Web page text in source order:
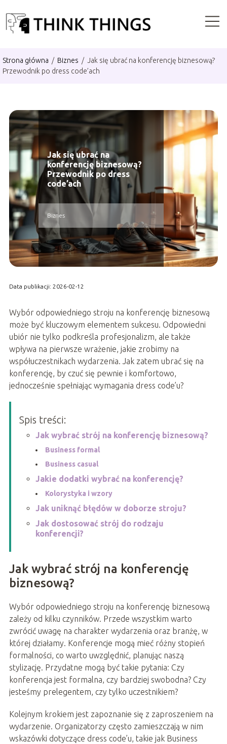
Strona główna / Biznes / Jak się ubrać na konferencję biznesową?
Przewodnik po dress code’ach
Jak się ubrać na
konferencję biznesową?
Przewodnik po dress
code’ach
Biznes
Data publikacji: 2026-02-12
Wybór odpowiedniego stroju na konferencję biznesową
może być kluczowym elementem sukcesu. Odpowiedni
ubiór nie tylko podkreśla profesjonalizm, ale także
wpływa na pierwsze wrażenie, jakie zrobimy na
współuczestnikach wydarzenia. Jak zatem ubrać się na
konferencję, by czuć się pewnie i komfortowo,
jednocześnie spełniając wymagania dress code’u?
Spis treści:
Jak wybrać strój na konferencję biznesową?
Business formal
Business casual
Jakie dodatki wybrać na konferencję?
Kolorystyka i wzory
Jak uniknąć błędów w doborze stroju?
Jak dostosować strój do rodzaju
konferencji?
Jak wybrać strój na konferencję
biznesową?
Wybór odpowiedniego stroju na konferencję biznesową
zależy od kilku czynników. Przede wszystkim warto
zwrócić uwagę na charakter wydarzenia oraz branżę, w
której działamy. Konferencje mogą mieć różny stopień
formalności, co warto uwzględnić, planując naszą
stylizację. Przydatne mogą być takie pytania: Czy
konferencja jest formalna, czy bardziej swobodna? Czy
jesteśmy prelegentem, czy tylko uczestnikiem?
Kolejnym krokiem jest zapoznanie się z zaproszeniem na
wydarzenie. Organizatorzy często zamieszczają w nim
wskazówki dotyczące dress code’u, takie jak Business